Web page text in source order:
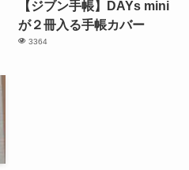
【ジブン手帳】DAYs mini
が２冊入る手帳カバー
3364